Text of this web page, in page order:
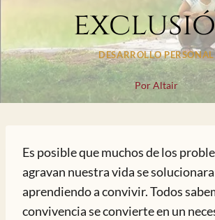
DESARROLLO PERSONAL
PorAltair
Es posible que muchos de los
agravan nuestra vida se
aprendiendo a convivir. Todos
convivencia se convierte en un